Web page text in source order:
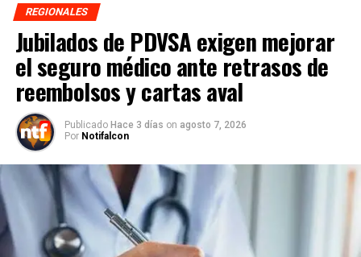
REGIONALES
Jubilados de PDVSA exigen mejorar
el seguro médico ante retrasos de
reembolsos y cartas aval
Publicado Hace 3 días on agosto 7, 2026
Por Notifalcon